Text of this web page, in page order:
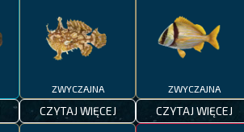
ZWYCZAJNA
CZYTAJ WIĘCEJ
ZWYCZAJNA
CZYTAJ WIĘCEJ